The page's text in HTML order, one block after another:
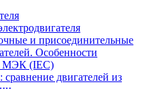
и присоединительные
Особенности
МЭК (IEC)
сравнение двигателей из